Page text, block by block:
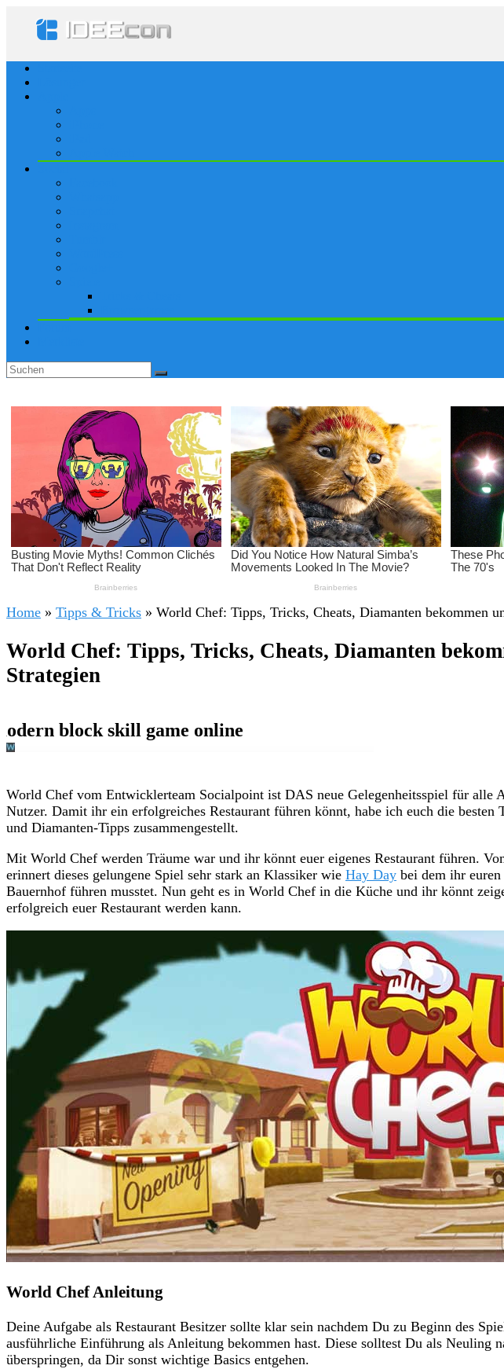
Home » Tipps & Tricks » World Chef: Tipps, Tricks, Cheats, Diamanten bekommen
World Chef: Tipps, Tricks, Cheats, Diamanten
Strategien
World Chef vom Entwicklerteam Socialpoint ist DAS neue Gelegenheitsspiel für alle
Nutzer. Damit ihr ein erfolgreiches Restaurant führen könnt, habe ich euch die besten
und Diamanten-Tipps zusammengestellt.
Mit World Chef werden Träume war und ihr könnt euer eigenes Restaurant führen.
erinnert dieses gelungene Spiel sehr stark an Klassiker wie Hay Day bei dem ihr euren
Bauernhof führen musstet. Nun geht es in World Chef in die Küche und ihr könnt
erfolgreich euer Restaurant werden kann.
World Chef Anleitung
Deine Aufgabe als Restaurant Besitzer sollte klar sein nachdem Du zu Beginn des
ausführliche Einführung als Anleitung bekommen hast. Diese solltest Du als Neuling
überspringen, da Dir sonst wichtige Basics entgehen.